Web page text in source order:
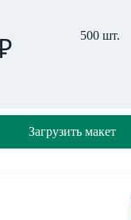
500 шт.
Загрузить макет